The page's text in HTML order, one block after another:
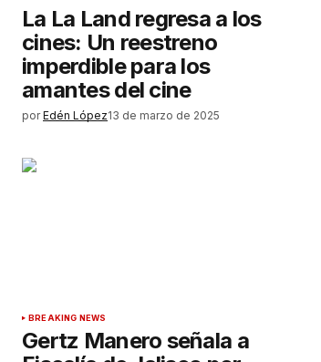
La La Land regresa a los
cines: Un reestreno
imperdible para los
amantes del cine
por Edén López13 de marzo de 2025
BREAKING NEWS
Gertz Manero señala a